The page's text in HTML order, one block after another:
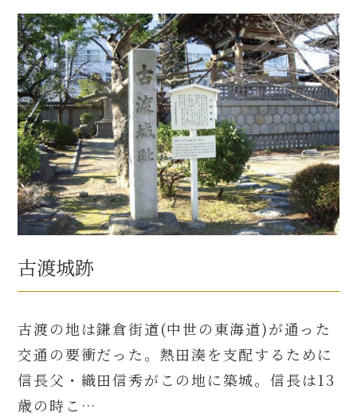
古渡城跡
古渡の地は鎌倉街道(中世の東海道)が通った
交通の要衝だった。熱田湊を支配するために
信長父・織田信秀がこの地に築城。信長は13
歳の時こ…